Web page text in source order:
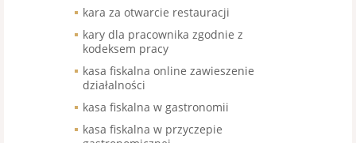
kara za otwarcie restauracji
kary dla pracownika zgodnie z
kodeksem pracy
kasa fiskalna online zawieszenie
działalności
kasa fiskalna w gastronomii
kasa fiskalna w przyczepie